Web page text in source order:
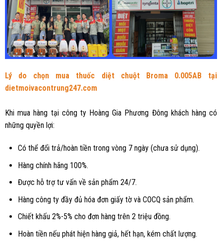
Lý do chọn mua thuốc diệt chuột Broma 0.005AB tại
dietmoivacontrung247.com
Khi mua hàng tại công ty Hoàng Gia Phương Đông khách hàng có
những quyền lợi:
Có thể đổi trả/hoàn tiền trong vòng 7 ngày (chưa sử dụng).
Hàng chính hãng 100%.
Được hỗ trợ tư vấn về sản phẩm 24/7.
Hàng công ty đầy đủ hóa đơn giấy tờ và COCQ sản phẩm.
Chiết khấu 2%-5% cho đơn hàng trên 2 triệu đồng.
Hoàn tiền nếu phát hiện hàng giả, hết hạn, kém chất lượng.